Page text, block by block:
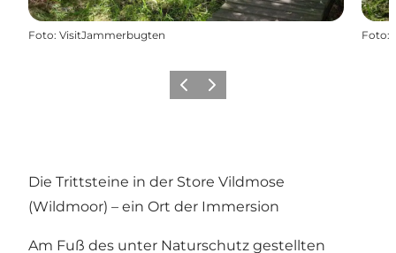
Foto: VisitJammerbugten Foto:
ZurückWeiter
Die Trittsteine in der Store Vildmose
(Wildmoor) – ein Ort der Immersion
Am Fuß des unter Naturschutz gestellten